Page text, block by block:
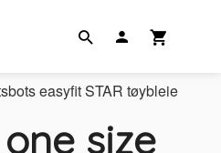
easyfit STAR tøybleie
size